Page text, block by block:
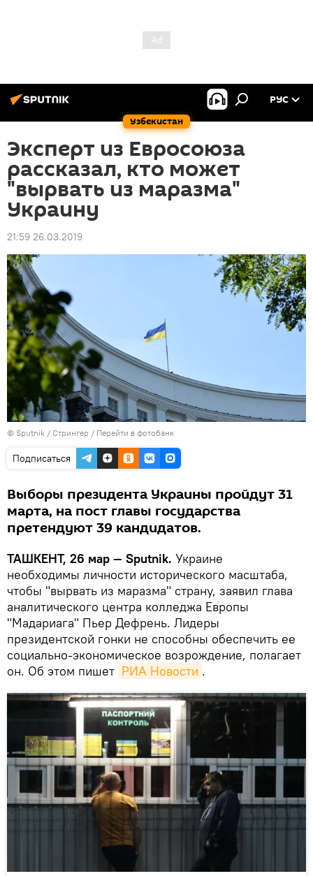
Узбекистан
РУС
Эксперт из Евросоюза
рассказал, кто может
"вырвать из маразма"
Украину
21:59 26.03.2019
© Sputnik / Стрингер / Перейти в фотобанк
Подписаться
Выборы президента Украины пройдут 31
марта, на пост главы государства
претендуют 39 кандидатов.
ТАШКЕНТ, 26 мар — Sputnik. Украине
необходимы личности исторического масштаба,
чтобы "вырвать из маразма" страну, заявил глава
аналитического центра колледжа Европы
"Мадариага" Пьер Дефрень. Лидеры
президентской гонки не способны обеспечить ее
социально-экономическое возрождение, полагает
он. Об этом пишет РИА Новости .